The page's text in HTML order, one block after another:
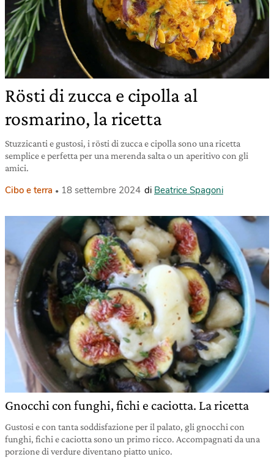
Rösti di zucca e cipolla al
rosmarino, la ricetta
Stuzzicanti e gustosi, i rösti di zucca e cipolla sono una ricetta
semplice e perfetta per una merenda salta o un aperitivo con gli
amici.
Cibo e terra 18 settembre 2024 di Beatrice Spagoni
Gnocchi con funghi, fichi e caciotta. La ricetta
Gustosi e con tanta soddisfazione per il palato, gli gnocchi con
funghi, fichi e caciotta sono un primo ricco. Accompagnati da una
porzione di verdure diventano piatto unico.